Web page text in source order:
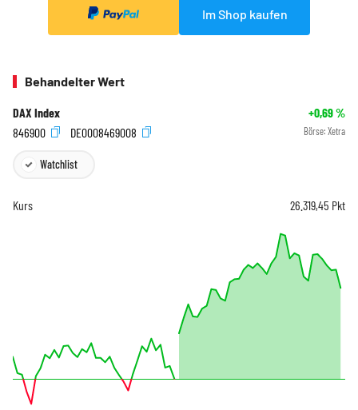
Im Shop kaufen
Behandelter Wert
DAX Index +0,69%
846900
DE0008469008 Börse: Xetra
Watchlist
Kurs 26.319,45 Pkt